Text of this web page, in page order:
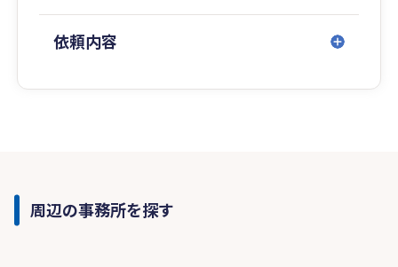
依頼内容
周辺の事務所を探す